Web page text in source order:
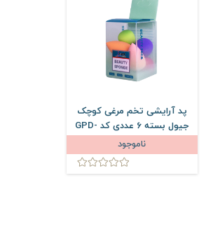
پد آرایشی تخم مرغی کوچک
جیول بسته 6 عددی کد GPD-
1224
ناموجود